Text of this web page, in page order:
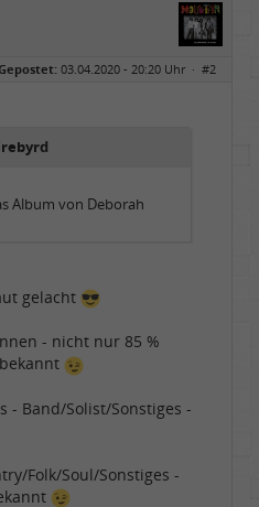
Kölnarena und Festhalle Ffm
03.04.2020 - 20:20 Uhr · #2
Album von Deborah
gelacht
- nicht nur 85 %
- Band/Solist/Sonstiges -
Folk/Soul/Sonstiges -